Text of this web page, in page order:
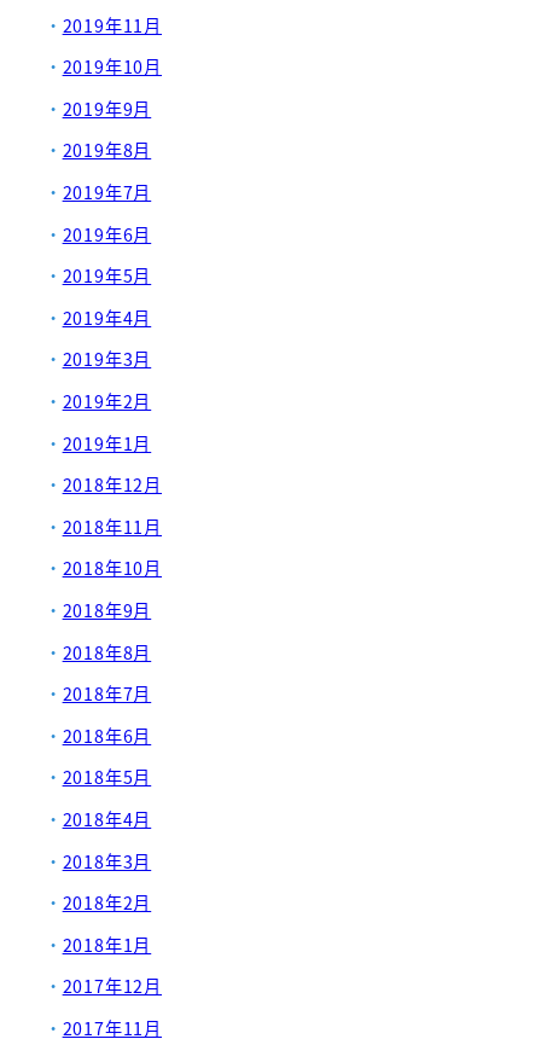
2019年11月
2019年10月
2019年9月
2019年8月
2019年7月
2019年6月
2019年5月
2019年4月
2019年3月
2019年2月
2019年1月
2018年12月
2018年11月
2018年10月
2018年9月
2018年8月
2018年7月
2018年6月
2018年5月
2018年4月
2018年3月
2018年2月
2018年1月
2017年12月
2017年11月